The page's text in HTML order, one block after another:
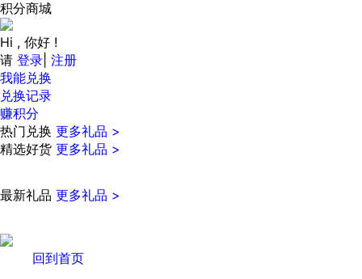
积分商城
Hi , 你好 !
请 登录 注册
我能兑换
兑换记录
赚积分
热门兑换 更多礼品 >
精选好货 更多礼品 >
最新礼品 更多礼品 >
回到首页